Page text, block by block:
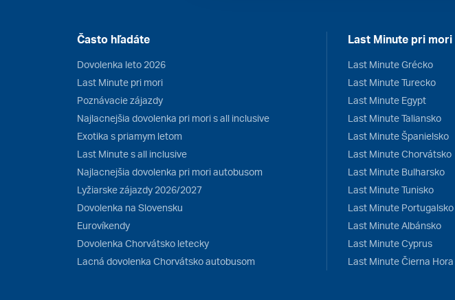
Často hľadáte
Dovolenka leto 2026
Last Minute pri mori
Poznávacie zájazdy
Najlacnejšia dovolenka pri mori s all inclusive
Exotika s priamym letom
Last Minute s all inclusive
Najlacnejšia dovolenka pri mori autobusom
Lyžiarske zájazdy 2026/2027
Dovolenka na Slovensku
Eurovíkendy
Dovolenka Chorvátsko letecky
Lacná dovolenka Chorvátsko autobusom
Last Minute pri mori
Last Minute Grécko
Last Minute Turecko
Last Minute Egypt
Last Minute Taliansko
Last Minute Španielsko
Last Minute Chorvátsko
Last Minute Bulharsko
Last Minute Tunisko
Last Minute Portugalsko
Last Minute Albánsko
Last Minute Cyprus
Last Minute Čierna Hora